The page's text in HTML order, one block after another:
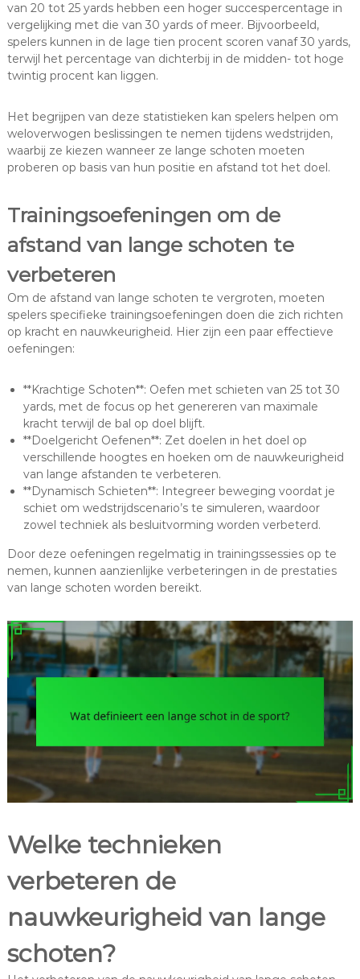
van 20 tot 25 yards hebben een hoger succespercentage in
vergelijking met die van 30 yards of meer. Bijvoorbeeld,
spelers kunnen in de lage tien procent scoren vanaf 30 yards,
terwijl het percentage van dichterbij in de midden- tot hoge
twintig procent kan liggen.
Het begrijpen van deze statistieken kan spelers helpen om
weloverwogen beslissingen te nemen tijdens wedstrijden,
waarbij ze kiezen wanneer ze lange schoten moeten
proberen op basis van hun positie en afstand tot het doel.
Trainingsoefeningen om de
afstand van lange schoten te
verbeteren
Om de afstand van lange schoten te vergroten, moeten
spelers specifieke trainingsoefeningen doen die zich richten
op kracht en nauwkeurigheid. Hier zijn een paar effectieve
oefeningen:
**Krachtige Schoten**: Oefen met schieten van 25 tot 30
yards, met de focus op het genereren van maximale
kracht terwijl de bal op doel blijft.
**Doelgericht Oefenen**: Zet doelen in het doel op
verschillende hoogtes en hoeken om de nauwkeurigheid
van lange afstanden te verbeteren.
**Dynamisch Schieten**: Integreer beweging voordat je
schiet om wedstrijdscenario’s te simuleren, waardoor
zowel techniek als besluitvorming worden verbeterd.
Door deze oefeningen regelmatig in trainingssessies op te
nemen, kunnen aanzienlijke verbeteringen in de prestaties
van lange schoten worden bereikt.
Welke technieken
verbeteren de
nauwkeurigheid van lange
schoten?